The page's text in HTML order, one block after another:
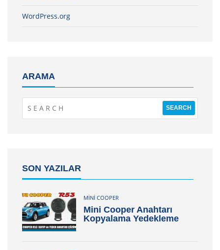
WordPress.org
ARAMA
SON YAZILAR
MINI COOPER
Mini Cooper Anahtarı
Kopyalama Yedekleme